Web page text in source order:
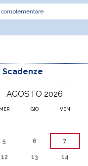
AGOSTO 2026
MER GIO VEN
5 6 7
12 13 14